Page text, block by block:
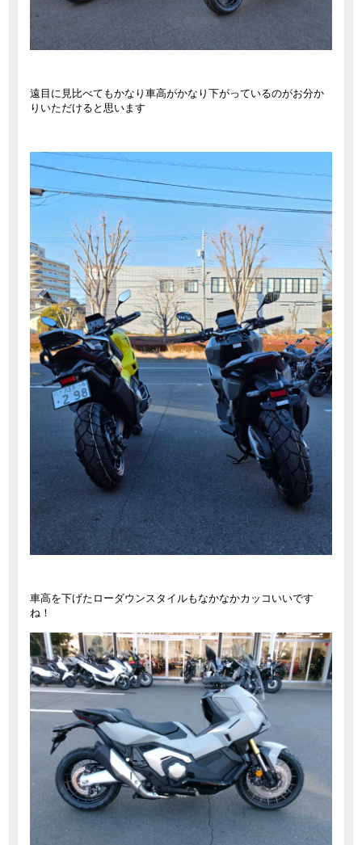
遠目に見比べてもかなり車高がかなり下がっているのがお分か
りいただけると思います
車高を下げたローダウンスタイルもなかなかカッコいいです
ね！